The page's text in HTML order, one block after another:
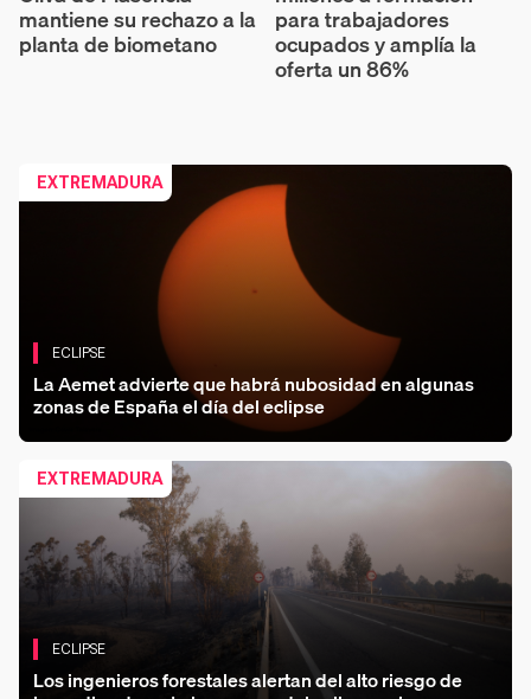
mantiene su rechazo a la
planta de biometano
para trabajadores
ocupados y amplía la
oferta un 86%
EXTREMADURA
ECLIPSE
La Aemet advierte que habrá nubosidad en algunas
zonas de España el día del eclipse
EXTREMADURA
ECLIPSE
Los ingenieros forestales alertan del alto riesgo de